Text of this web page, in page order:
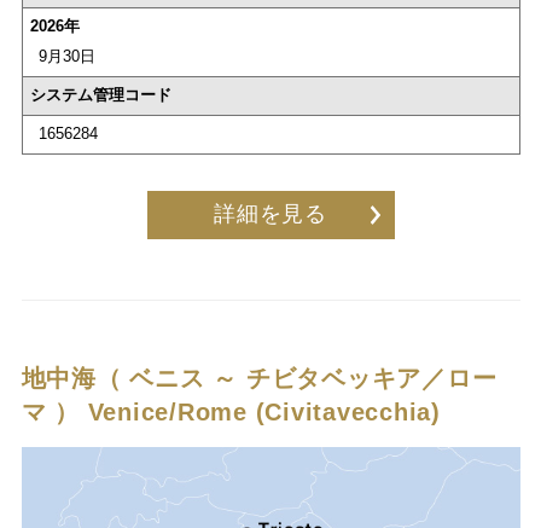
2026年
9月30日
システム管理コード
1656284
詳細を見る
地中海（ ベニス ～ チビタベッキア／ロー
マ ） Venice/Rome (Civitavecchia)